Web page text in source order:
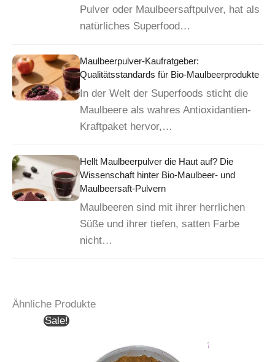
Pulver oder Maulbeersaftpulver, hat als
natürliches Superfood…
Maulbeerpulver-Kaufratgeber:
Qualitätsstandards für Bio-Maulbeerprodukte
In der Welt der Superfoods sticht die
Maulbeere als wahres Antioxidantien-
Kraftpaket hervor,…
Hellt Maulbeerpulver die Haut auf? Die
Wissenschaft hinter Bio-Maulbeer- und
Maulbeersaft-Pulvern
Maulbeeren sind mit ihrer herrlichen
Süße und ihrer tiefen, satten Farbe
nicht…
Ähnliche Produkte
Sale!